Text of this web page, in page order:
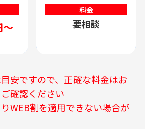
～
料金
要相談
安ですので、正確な料金はお
確認ください
WEB割を適用できない場合が